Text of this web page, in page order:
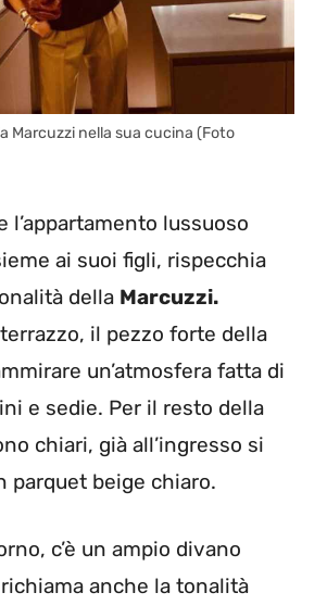
Marcuzzi nella sua cucina (Foto
l’appartamento lussuoso
ai suoi figli, rispecchia
della Marcuzzi.
il pezzo forte della
un’atmosfera fatta di
e sedie. Per il resto della
chiari, già all’ingresso si
parquet beige chiaro.
c’è un ampio divano
anche la tonalità